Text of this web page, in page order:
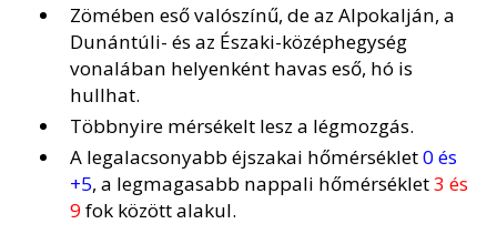
Zömében eső valószínű, de az Alpokalján, a
Dunántúli- és az Északi-középhegység
vonalában helyenként havas eső, hó is
hullhat.
Többnyire mérsékelt lesz a légmozgás.
A legalacsonyabb éjszakai hőmérséklet0 és
+5, a legmagasabb nappali hőmérséklet3 és
9fok között alakul.